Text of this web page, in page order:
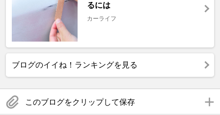
るには
カーライフ
ブログのイイね！ランキングを見る
このブログをクリップして保存